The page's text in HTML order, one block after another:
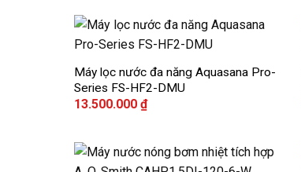
Máy lọc nước đa năng Aquasana Pro-
Series FS-HF2-DMU
13.500.000₫
+